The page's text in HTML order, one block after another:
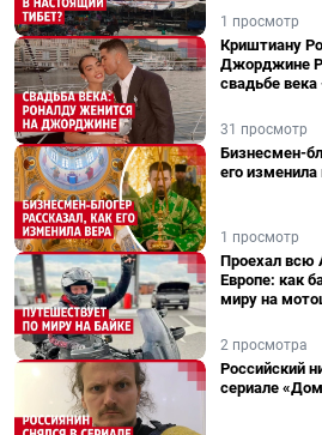
1 просмотр
Криштиану
Джорджине
свадьбе
31 просмотр
Бизнесмен-
его изменила
1 просмотр
Проехал всю
Европе: как
миру на
2 просмотра
Российский
сериале